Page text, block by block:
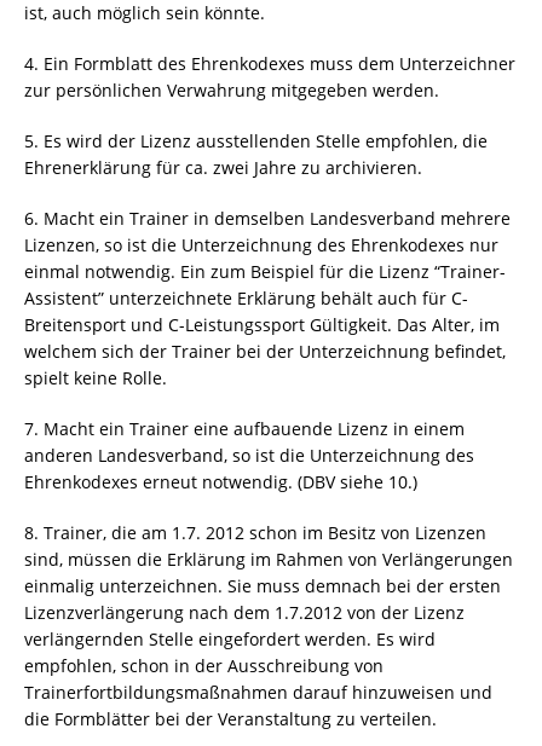
ist, auch möglich sein könnte.
4. Ein Formblatt des Ehrenkodexes muss dem Unterzeichner
zur persönlichen Verwahrung mitgegeben werden.
5. Es wird der Lizenz ausstellenden Stelle empfohlen, die
Ehrenerklärung für ca. zwei Jahre zu archivieren.
6. Macht ein Trainer in demselben Landesverband mehrere
Lizenzen, so ist die Unterzeichnung des Ehrenkodexes nur
einmal notwendig. Ein zum Beispiel für die Lizenz “Trainer-
Assistent” unterzeichnete Erklärung behält auch für C-
Breitensport und C-Leistungssport Gültigkeit. Das Alter, im
welchem sich der Trainer bei der Unterzeichnung befindet,
spielt keine Rolle.
7. Macht ein Trainer eine aufbauende Lizenz in einem
anderen Landesverband, so ist die Unterzeichnung des
Ehrenkodexes erneut notwendig. (DBV siehe 10.)
8. Trainer, die am 1.7. 2012 schon im Besitz von Lizenzen
sind, müssen die Erklärung im Rahmen von Verlängerungen
einmalig unterzeichnen. Sie muss demnach bei der ersten
Lizenzverlängerung nach dem 1.7.2012 von der Lizenz
verlängernden Stelle eingefordert werden. Es wird
empfohlen, schon in der Ausschreibung von
Trainerfortbildungsmaßnahmen darauf hinzuweisen und
die Formblätter bei der Veranstaltung zu verteilen.